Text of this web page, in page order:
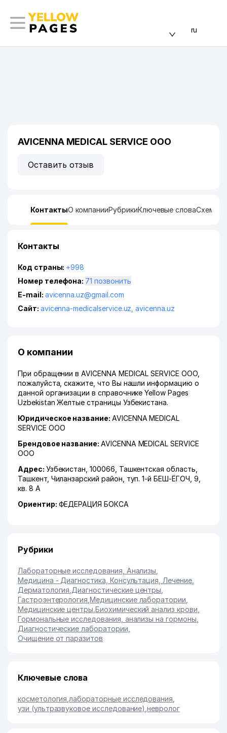
ru
AVICENNA MEDICAL SERVICE ООО
Оставить отзыв
КонтактыО компанииРубрикиКлючевые словаСхема
Контакты
Код страны: +998
Номер телефона:
71 позвонить
E-mail: avicenna.uz@gmail.com
Сайт: avicenna-medicalservice.uz ,avicenna.uz
О компании
При обращении в AVICENNA MEDICAL SERVICE ООО,
пожалуйста, скажите, что Вы нашли информацию о
данной организации в справочнике Yellow Pages
Uzbekistan Желтые страницы Узбекистана.
Юридическое название: AVICENNA MEDICAL
SERVICE ООО
Брендовое название: AVICENNA MEDICAL SERVICE
ООО
Адрес: Узбекистан, 100066, Ташкентская область
Ташкент, Чиланзарский район туп. 1-й БЕШ-ЁГОЧ , 9,
кв. 8 А
Ориентир: ФЕДЕРАЦИЯ БОКСА
Рубрики
Лабораторные исследования, Анализы
Медицина - Диагностика, Консультация, Лечение,
Дерматология Диагностические центры
Гастроэнтерология ,Медицинские лаборатории
Медицинские центры ,Биохимический анализ крови
Гормональные исследования, анализы на гормоны
Диагностические лаборатории
Очищение от паразитов
Ключевые слова
косметология лабораторные исследования
узи (ультразвуковое исследование) ,невролог